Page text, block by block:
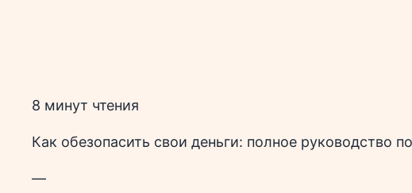
8 минут чтения
Как обезопасить свои деньги: полное
—